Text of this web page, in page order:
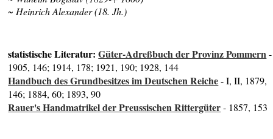
~ Heinrich Alexander (18. Jh.)
statistische Literatur:Güter-Adreßbuch der Provinz Pommern-
1905, 146; 1914, 178; 1921, 190; 1928, 144
Handbuch des Grundbesitzes im Deutschen Reiche- I, II, 1879,
146; 1884, 60; 1893, 90
Rauer's Handmatrikel der Preussischen Rittergüter- 1857, 153